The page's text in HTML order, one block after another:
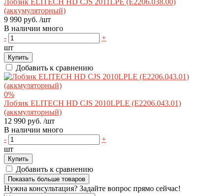
(аккумуляторный)
9 990 руб. /шт
В наличии много
-
+
шт
Купить
Добавить к сравнению
0%
Лобзик ELITECH HD CJS 2010LPLE (E2206.043.01)
(аккмуляторный)
12 990 руб. /шт
В наличии много
-
+
шт
Купить
Добавить к сравнению
Показать больше товаров
Нужна консультация? Задайте вопрос прямо сейчас!